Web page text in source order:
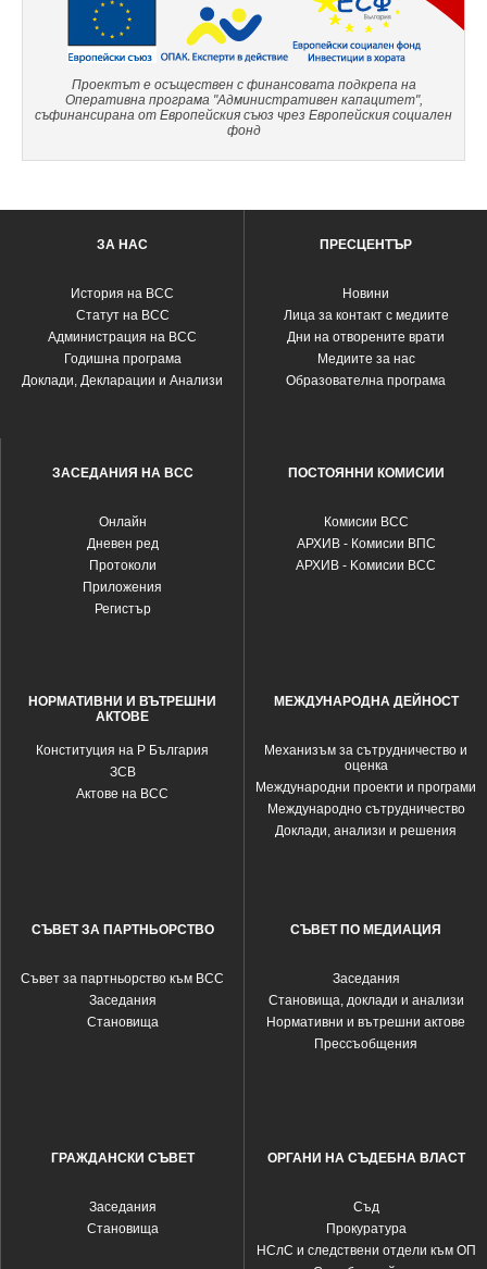
Проектът е осъществен с финансовата подкрепа на
Оперативна програма "Административен капацитет",
съфинансирана от Европейския съюз чрез Европейския социален
фонд
ЗА НАС
История на ВСС
Статут на ВСС
Администрация на ВСС
Годишна програма
Доклади, Декларации и Анализи
ПРЕСЦЕНТЪР
Новини
Лица за контакт с медиите
Дни на отворените врати
Медиите за нас
Образователна програма
ЗАСЕДАНИЯ НА ВСС
Oнлайн
Дневен ред
Протоколи
Приложения
Регистър
ПОСТОЯННИ КОМИСИИ
Комисии ВСС
АРХИВ - Комисии ВПС
АРХИВ - Kомисии ВСС
НОРМАТИВНИ И ВЪТРЕШНИ
АКТОВЕ
Конституция на Р България
ЗСВ
Актове на ВСС
МЕЖДУНАРОДНА ДЕЙНОСТ
Механизъм за сътрудничество и
оценка
Международни проекти и програми
Международно сътрудничество
Доклади, анализи и решения
СЪВЕТ ЗА ПАРТНЬОРСТВО
Съвет за партньорство към ВСС
Заседания
Становища
СЪВЕТ ПО МЕДИАЦИЯ
Заседания
Становища, доклади и анализи
Нормативни и вътрешни актове
Прессъобщения
ГРАЖДАНСКИ СЪВЕТ
Заседания
Становища
ОРГАНИ НА СЪДЕБНА ВЛАСТ
Съд
Прокуратура
НСлС и следствени отдели към ОП